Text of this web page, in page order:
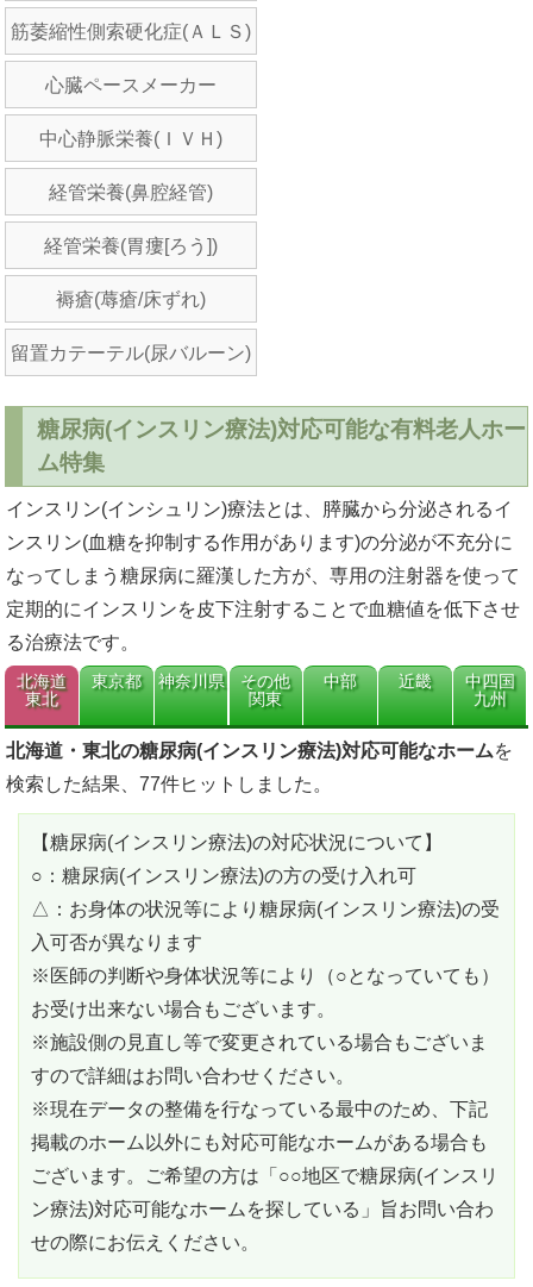
筋萎縮性側索硬化症(ＡＬＳ)
心臓ペースメーカー
中心静脈栄養(ＩＶＨ)
経管栄養(鼻腔経管)
経管栄養(胃瘻[ろう])
褥瘡(蓐瘡/床ずれ)
留置カテーテル(尿バルーン)
糖尿病(インスリン療法)対応可能な有料老人ホー
ム特集
インスリン(インシュリン)療法とは、膵臓から分泌されるイ
ンスリン(血糖を抑制する作用があります)の分泌が不充分に
なってしまう糖尿病に羅漢した方が、専用の注射器を使って
定期的にインスリンを皮下注射することで血糖値を低下させ
る治療法です。
北海道
東北
東京都 神奈川県
その他
関東
中部 近畿
中四国
九州
北海道・東北の糖尿病(インスリン療法)対応可能なホームを
検索した結果、77件ヒットしました。
【糖尿病(インスリン療法)の対応状況について】
○：糖尿病(インスリン療法)の方の受け入れ可
△：お身体の状況等により糖尿病(インスリン療法)の受
入可否が異なります
※医師の判断や身体状況等により（○となっていても）
お受け出来ない場合もございます。
※施設側の見直し等で変更されている場合もございま
すので詳細はお問い合わせください。
※現在データの整備を行なっている最中のため、下記
掲載のホーム以外にも対応可能なホームがある場合も
ございます。ご希望の方は「○○地区で糖尿病(インスリ
ン療法)対応可能なホームを探している」旨お問い合わ
せの際にお伝えください。